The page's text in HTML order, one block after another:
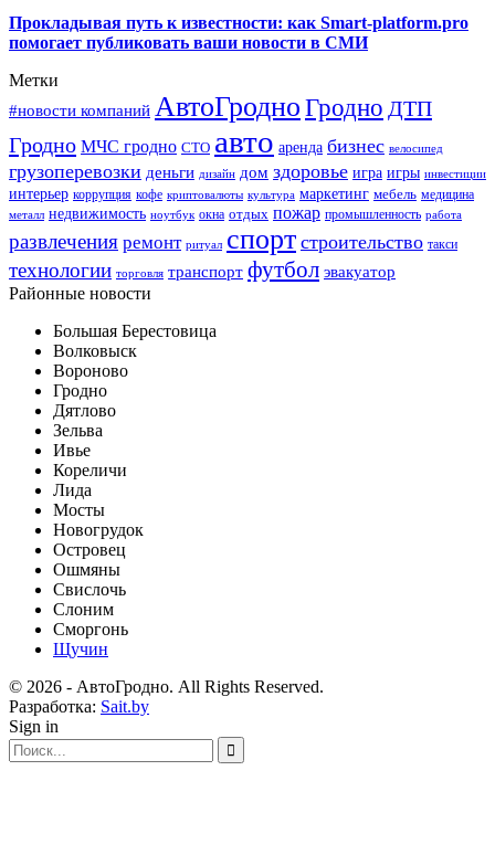
Прокладывая путь к известности: как Smart-platform.pro
помогает публиковать ваши новости в СМИ
Метки
#новости компаний АвтоГродноГродно ДТП
Гродно МЧС гродно СТО авто аренда бизнес велосипед
грузоперевозки деньги дизайн дом здоровье игра игры инвестиции
интерьер коррупция кофе криптовалюты культура маркетинг мебель медицина
металл недвижимость ноутбук окна отдых пожар промышленность работа
развлечения ремонт ритуал спорт строительство такси
технологии торговля транспорт футбол эвакуатор
Районные новости
Большая Берестовица
Волковыск
Вороново
Гродно
Дятлово
Зельва
Ивье
Кореличи
Лида
Мосты
Новогрудок
Островец
Ошмяны
Свислочь
Слоним
Сморгонь
Щучин
© 2026 - АвтоГродно. All Rights Reserved.
Разработка: Sait.by
Sign in